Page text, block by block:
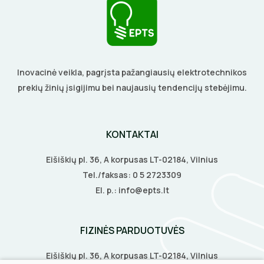
VENTILIATORIAI
EL. SKAMBUČIAI
BŪGNAI KABELIŲ VYNIOJIMUI
GULSČIUKAI
KALIMO ĮRANKIAI
ELEKTRINIAI ĮRANKIAI
ŽYMEKLIAI
Inovacinė veikla, pagrįsta pažangiausių elektrotechnikos
prekių žinių įsigijimu bei naujausių tendencijų stebėjimu.
KONTAKTAI
Eišiškių pl. 36, A korpusas LT-02184, Vilnius
Tel./faksas: 0 5 2723309
El. p.: info@epts.lt
FIZINĖS PARDUOTUVĖS
Eišiškių pl. 36, A korpusas LT-02184, Vilnius